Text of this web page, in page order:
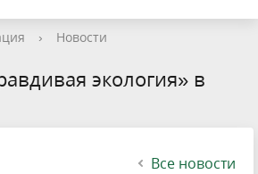
› Новости
экология» в
Все новости